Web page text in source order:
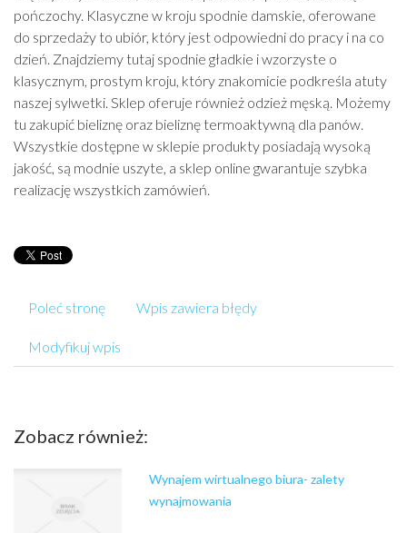
pończochy. Klasyczne w kroju spodnie damskie, oferowane
do sprzedaży to ubiór, który jest odpowiedni do pracy i na co
dzień. Znajdziemy tutaj spodnie gładkie i wzorzyste o
klasycznym, prostym kroju, który znakomicie podkreśla atuty
naszej sylwetki. Sklep oferuje również odzież męską. Możemy
tu zakupić bieliznę oraz bieliznę termoaktywną dla panów.
Wszystkie dostępne w sklepie produkty posiadają wysoką
jakość, są modnie uszyte, a sklep online gwarantuje szybka
realizację wszystkich zamówień.
Poleć stronę Wpis zawiera błędy
Modyfikuj wpis
Zobacz również:
Wynajem wirtualnego biura- zalety
wynajmowania